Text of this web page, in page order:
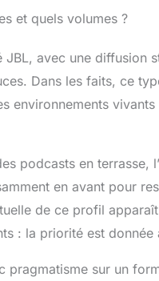
plusieurs haut-parleurs
et quels volumes ?
avec une diffusion
Dans les faits, ce
environnements
podcasts en terrasse,
en avant pour
de ce profil
: la priorité est donnée
pragmatisme sur un